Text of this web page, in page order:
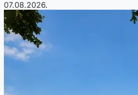
07.08.2026.